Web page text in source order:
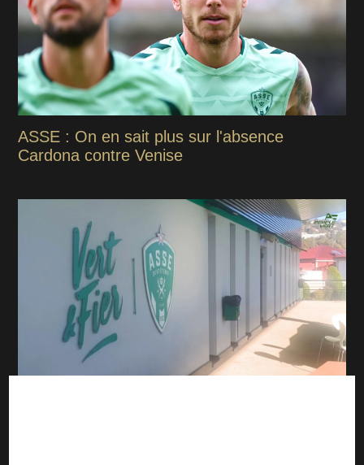
ASSE : On en sait plus sur l'absence
Cardona contre Venise